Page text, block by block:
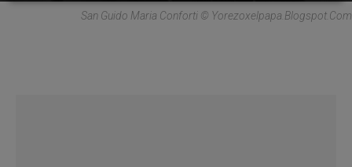
San Guido Maria Conforti © Yorezoxelpapa.blogspot.com